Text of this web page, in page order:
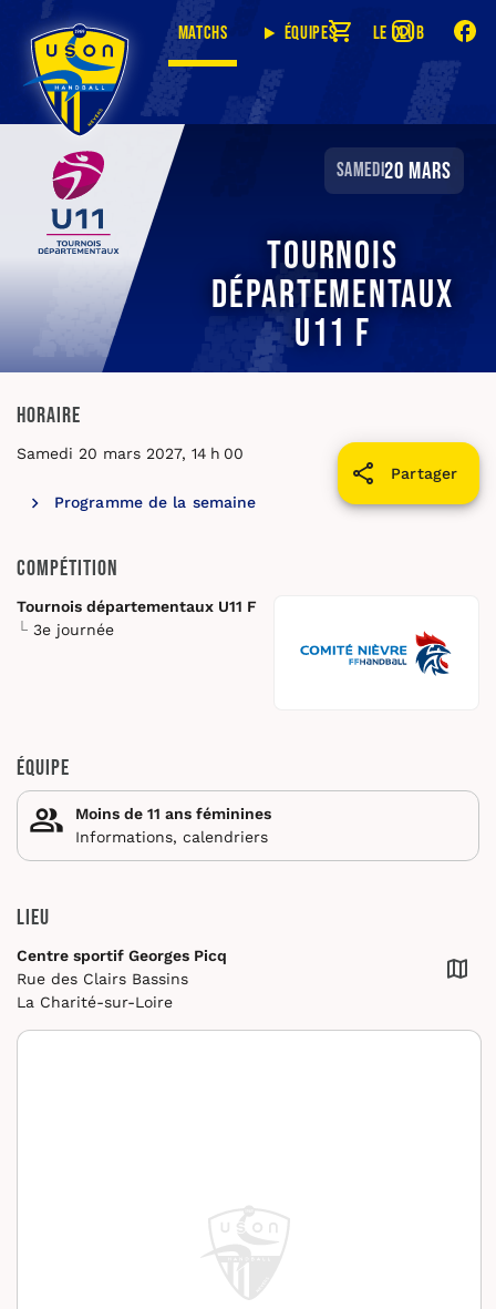
Matchs Équipes Le club
samedi20 mars
Tournois
départementaux
U11 F
Horaire
Partager
Samedi 20 mars 2027, 14 h 00
Programme de la semaine
Compétition
Tournois départementaux U11 F
3e journée
Équipe
Moins de 11 ans féminines
Informations, calendriers
Lieu
Centre sportif Georges Picq
Rue des Clairs Bassins
La Charité-sur-Loire